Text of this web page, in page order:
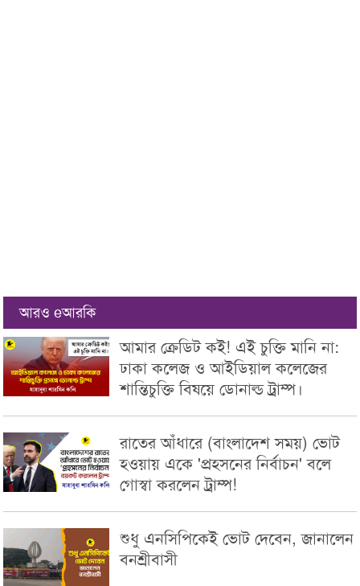
আরও eআরকি
আমার ক্রেডিট ক‌ই! এই চুক্তি মানি না:
ঢাকা কলেজ ও আইডিয়াল কলেজের
শান্তিচুক্তি বিষয়ে ডোনাল্ড ট্রাম্প।
রাতের আঁধারে (বাংলাদেশ সময়) ভোট
হ‌ওয়ায় একে 'প্রহসনের নির্বাচন' বলে
গোস্বা করলেন ট্রাম্প!
শুধু এনসিপিকেই ভোট দেবেন, জানালেন
বনশ্রীবাসী